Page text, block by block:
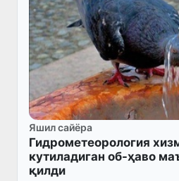
Яшил сайёра
Гидрометеорология
кутиладиган об-ҳаво
қилди